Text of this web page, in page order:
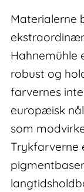
Materialerne
Hahnemühle
robust og
farvernes
europæisk
som
Trykfarverne